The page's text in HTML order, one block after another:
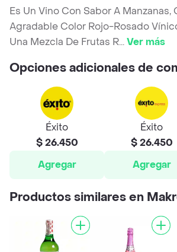
Es Un Vino Con Sabor A Manzanas,
Agradable Color Rojo-Rosado
Una Mezcla De Frutas R...Ver más
Opciones adicionales de
Éxito
$ 26.450
Agregar
Éxito
$ 26.450
Agregar
Productos similares en